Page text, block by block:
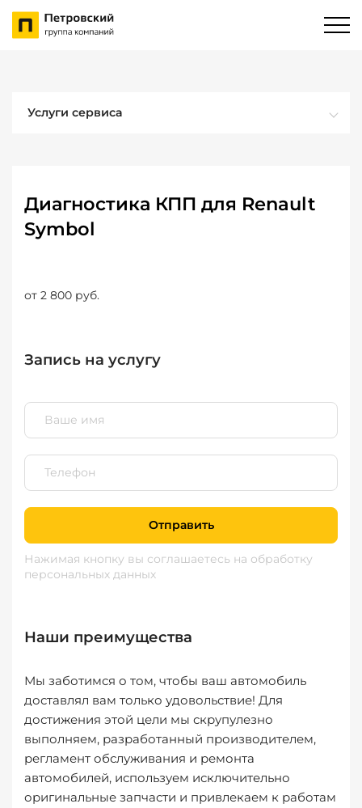
Услуги сервиса
Диагностика КПП для Renault
Symbol
от 2 800 руб.
Запись на услугу
Отправить
Нажимая кнопку вы соглашаетесь на обработку
персональных данных
Наши преимущества
Мы заботимся о том, чтобы ваш автомобиль
доставлял вам только удовольствие! Для
достижения этой цели мы скрупулезно
выполняем, разработанный производителем,
регламент обслуживания и ремонта
автомобилей, используем исключительно
оригинальные запчасти и привлекаем к работам